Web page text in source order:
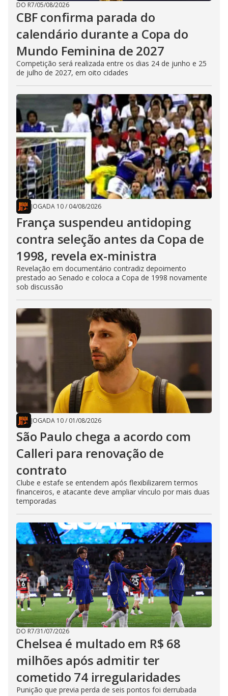
DO R7/05/08/2026
CBF confirma parada do
calendário durante a Copa do
Mundo Feminina de 2027
Competição será realizada entre os dias 24 de junho e 25
de julho de 2027, em oito cidades
JOGADA 10/ 04/08/2026
França suspendeu antidoping
contra seleção antes da Copa de
1998, revela ex-ministra
Revelação em documentário contradiz depoimento
prestado ao Senado e coloca a Copa de 1998 novamente
sob discussão
JOGADA 10/ 01/08/2026
São Paulo chega a acordo com
Calleri para renovação de
contrato
Clube e estafe se entendem após flexibilizarem termos
financeiros, e atacante deve ampliar vínculo por mais duas
temporadas
DO R7/31/07/2026
Chelsea é multado em R$ 68
milhões após admitir ter
cometido 74 irregularidades
Punição que previa perda de seis pontos foi derrubada